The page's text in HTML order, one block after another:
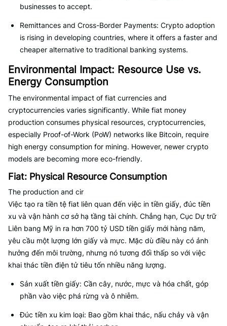
businesses to accept.
Remittances and Cross-Border Payments: Crypto adoption
is rising in developing countries, where it offers a faster and
cheaper alternative to traditional banking systems.
Environmental Impact: Resource Use vs.
Energy Consumption
The environmental impact of fiat currencies and
cryptocurrencies varies significantly. While fiat money
production consumes physical resources, cryptocurrencies,
especially Proof-of-Work (PoW) networks like Bitcoin, require
high energy consumption for mining. However, newer crypto
models are becoming more eco-friendly.
Fiat: Physical Resource Consumption
The production and cir
Việc tạo ra tiền tệ fiat liên quan đến việc in tiền giấy, đúc tiền
xu và vận hành cơ sở hạ tầng tài chính. Chẳng hạn, Cục Dự trữ
Liên bang Mỹ in ra hơn 700 tỷ USD tiền giấy mới hàng năm,
yêu cầu một lượng lớn giấy và mực. Mặc dù điều này có ảnh
hưởng đến môi trường, nhưng nó tương đối thấp so với việc
khai thác tiền điện tử tiêu tốn nhiều năng lượng.
Sản xuất tiền giấy: Cần cây, nước, mực và hóa chất, góp
phần vào việc phá rừng và ô nhiễm.
Đúc tiền xu kim loại: Bao gồm khai thác, nấu chảy và vận